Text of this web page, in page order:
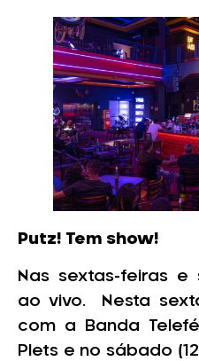
Putz! Tem show!
Nas sextas-feiras
ao vivo. Nesta
com a Banda
Plets e no sábado